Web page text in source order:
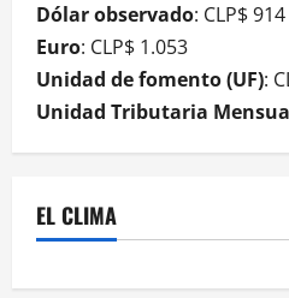
Dólar observado: CLP$ 914
Euro: CLP$ 1.053
Unidad de fomento (UF):
Unidad Tributaria
EL CLIMA